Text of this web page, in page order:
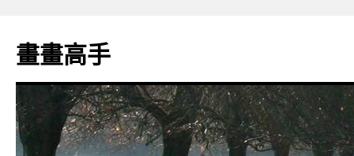
主
要
畫畫高手